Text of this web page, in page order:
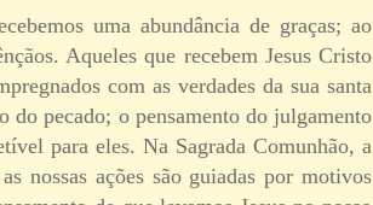
uma abundância de graças; ao
Aqueles que recebem Jesus Cristo
com as verdades da sua santa
do pecado; o pensamento do julgamento
para eles. Na Sagrada Comunhão, a
nossas ações são guiadas por motivos